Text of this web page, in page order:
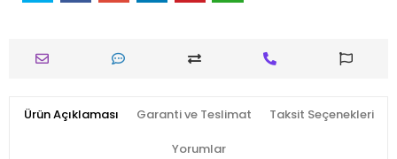
Ürün Açıklaması Garanti ve Teslimat Taksit Seçenekleri
Yorumlar